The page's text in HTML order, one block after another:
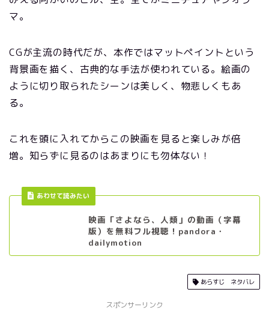
マ。
CGが主流の時代だが、本作ではマットペイントという
背景画を描く、古典的な手法が使われている。絵画の
ように切り取られたシーンは美しく、物悲しくもあ
る。
これを頭に入れてからこの映画を見ると楽しみが倍
増。知らずに見るのはあまりにも勿体ない！
あわせて読みたい
映画「さよなら、人類」の動画（字幕
版）を無料フル視聴！pandora・
dailymotion
あらすじ ネタバレ
スポンサーリンク